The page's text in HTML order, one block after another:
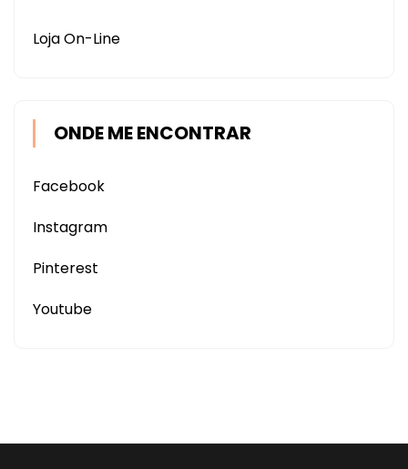
Loja On-Line
ONDE ME ENCONTRAR
Facebook
Instagram
Pinterest
Youtube